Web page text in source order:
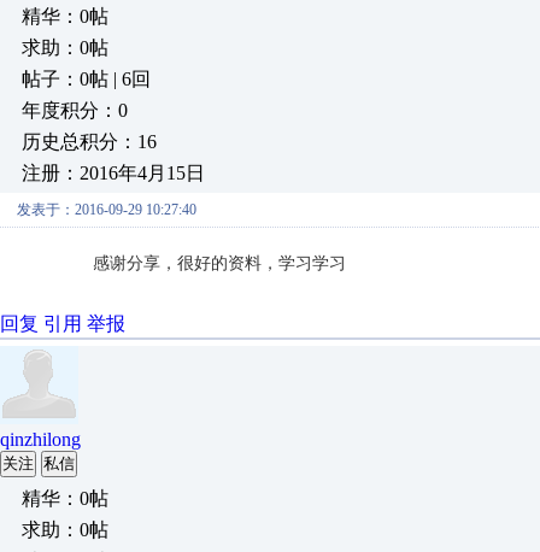
精华：0帖
求助：0帖
帖子：0帖 | 6回
年度积分：0
历史总积分：16
注册：2016年4月15日
发表于：2016-09-29 10:27:40
感谢分享， 很好的资料，学习学习
回复 引用 举报
qinzhilong
关注 私信
精华：0帖
求助：0帖